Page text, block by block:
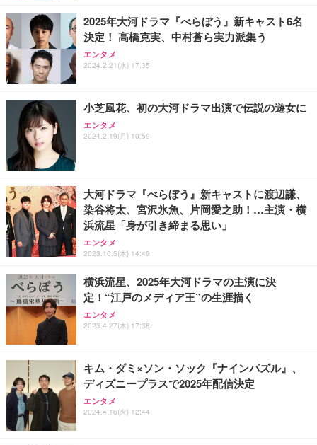
務用 おしゃれ パソコンチェア (ブラック)
Sezlife オフィスチェア デスクチェア 疲れない テレ
ワーク チェア 強化バックレスト 30度ロッキング機
能 人間工学 椅子 腰サポート 90度跳ね上げ式アーム
務用 おしゃれ パソコンチェア (ホワイト)
ANDWINT オフィスチェア デスクチェア 肘なし メ
ッシュ 通気性 ランバーサポート付き 腰サポート ガ
【整備済み品】Dell E2724HS 27インチ 液晶モニタ
ー フルHD（1920×1080）VA 非光沢 HDMI/DisplayP
ort/VGA スピーカー内蔵 高さ調整 スイベル VESA対
【MiniLED/24.5inch/280Hz/FHD】GRAPHT THE S
HOOTER Gaming Monitor 24” Essential ゲーミン
Smart Basic(スマートベーシック) 【Amazon.co.jp
限定】 Smart Basic アイリスオーヤマ ペットシーツ
超厚型 お徳用 ワイド 100枚入 (x 1) (ケース販売)
アイリスオーヤマ ペットシーツ 超厚型 お徳用 レギ
2025年大河ドラマ『べらぼう』新キャスト6名
決定！ 高橋克実、中村蒼ら実力派集う
エンタメ
2024.2.21(水) 17:35
小芝風花、初の大河ドラマ出演で伝説の遊女に
エンタメ
2024.2.19(月) 10:59
大河ドラマ『べらぼう』新キャストに渡辺謙、
染谷将太、宮沢氷魚、片岡愛之助！…主演・横
浜流星「身が引き締まる思い」
エンタメ
2023.10.5(木) 14:49
横浜流星、2025年大河ドラマの主演に決
定！“江戸のメディア王”の生涯描く
エンタメ
2023.4.27(木) 17:38
キム・ダミ×ソン・ソック『ナインパズル』、
ディズニープラスで2025年配信決定
エンタメ
2024.4.16(火) 12:44